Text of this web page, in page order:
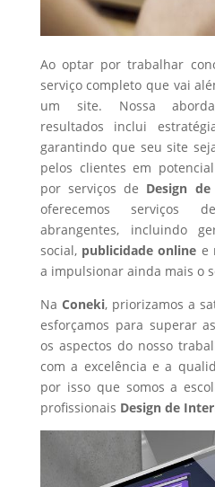
Ao optar por trabalhar
serviço completo que vai
um site. Nossa
resultados inclui
garantindo que seu site
pelos clientes em
por serviços de Design
oferecemos serviços
abrangentes, incluindo
social, publicidade online e
a impulsionar ainda mais o
Na Coneki, priorizamos a
esforçamos para superar
os aspectos do nosso
com a excelência e a
por isso que somos a
profissionais Design de